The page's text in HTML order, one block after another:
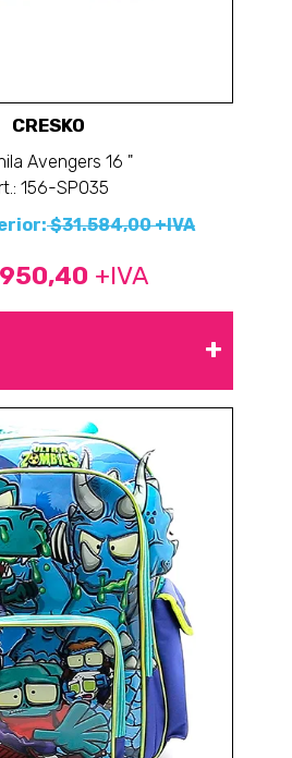
CRESKO
Avengers 16 "
156-SP035
$31.584,00 +IVA
+IVA
+